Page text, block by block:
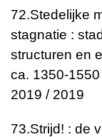
72.Stedelijke
stagnatie :
structuren en
ca. 1350-1550
2019 / 2019
73.Strijd! : de